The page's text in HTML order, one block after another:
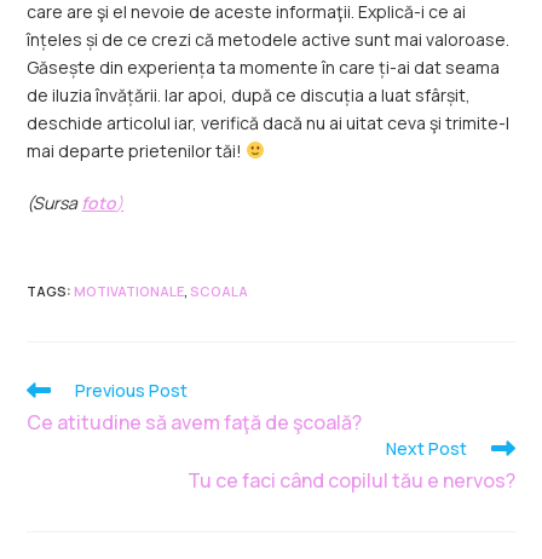
care are şi el nevoie de aceste informaţii. Explică-i ce ai
înțeles și de ce crezi că metodele active sunt mai valoroase.
Găsește din experiența ta momente în care ți-ai dat seama
de iluzia învățării. Iar apoi, după ce discuția a luat sfârșit,
deschide articolul iar, verifică dacă nu ai uitat ceva şi trimite-l
mai departe prietenilor tăi!
(Sursa foto)
TAGS: MOTIVATIONALE SCOALA
Previous Post
Ce atitudine să avem faţă de şcoală?
Next Post
Tu ce faci când copilul tău e nervos?